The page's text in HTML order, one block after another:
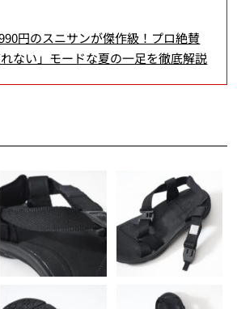
円のスニサンが傑作級！プロ絶賛
れない」モードな夏の一足を徹底解説